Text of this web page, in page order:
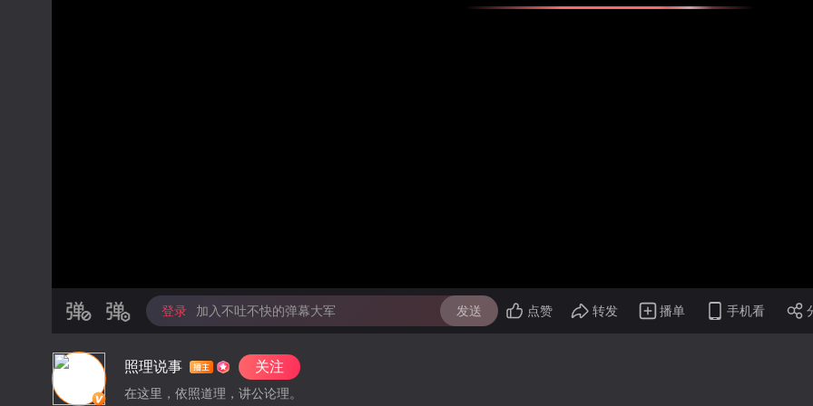
登录 加入不吐不快的弹幕大军 发送 点赞 转发 播单 手机看
照理说事 关注
在这里，依照道理，讲公论理。